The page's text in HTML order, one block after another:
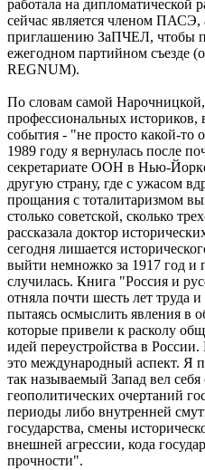
работала на дипломатической
сейчас является членом ПАСЭ,
приглашению ЗаПЧЕЛ, чтобы
ежегодном партийном съезде
REGNUM).
По словам самой
профессиональных
события - "не просто какой-то
1989 году я вернулась после
секретариате ООН в Нью-
другую страну, где с ужасом
прощания с тоталитаризмом
столько советской, сколько
рассказала доктор
сегодня лишается
выйти немножко за 1917 год и
случилась. Книга "Россия и
отняла почти шесть лет труда
пытаясь осмыслить явления в
которые привели к расколу
идей переустройства в
это международный аспект. Я
так называемый Запад вел себя
геополитических очертаний
периоды либо внутренней
государства, смены
внешней агрессии, кода
прочности".